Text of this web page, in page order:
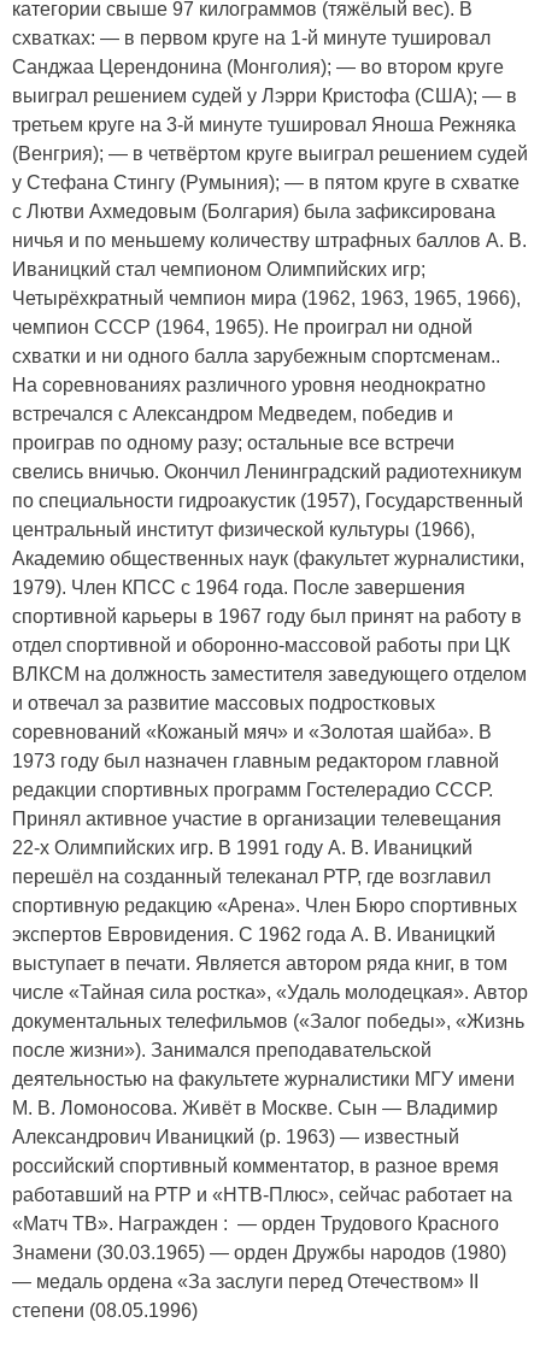
категории свыше 97 килограммов (тяжёлый вес). В
схватках: — в первом круге на 1-й минуте тушировал
Санджаа Церендонина (Монголия); — во втором круге
выиграл решением судей у Лэрри Кристофа (США); — в
третьем круге на 3-й минуте тушировал Яноша Режняка
(Венгрия); — в четвёртом круге выиграл решением судей
у Стефана Стингу (Румыния); — в пятом круге в схватке
с Лютви Ахмедовым (Болгария) была зафиксирована
ничья и по меньшему количеству штрафных баллов А. В.
Иваницкий стал чемпионом Олимпийских игр;
Четырёхкратный чемпион мира (1962, 1963, 1965, 1966),
чемпион СССР (1964, 1965). Не проиграл ни одной
схватки и ни одного балла зарубежным спортсменам..
На соревнованиях различного уровня неоднократно
встречался с Александром Медведем, победив и
проиграв по одному разу; остальные все встречи
свелись вничью. Окончил Ленинградский радиотехникум
по специальности гидроакустик (1957), Государственный
центральный институт физической культуры (1966),
Академию общественных наук (факультет журналистики,
1979). Член КПСС с 1964 года. После завершения
спортивной карьеры в 1967 году был принят на работу в
отдел спортивной и оборонно-массовой работы при ЦК
ВЛКСМ на должность заместителя заведующего отделом
и отвечал за развитие массовых подростковых
соревнований «Кожаный мяч» и «Золотая шайба». В
1973 году был назначен главным редактором главной
редакции спортивных программ Гостелерадио СССР.
Принял активное участие в организации телевещания
22-х Олимпийских игр. В 1991 году А. В. Иваницкий
перешёл на созданный телеканал РТР, где возглавил
спортивную редакцию «Арена». Член Бюро спортивных
экспертов Евровидения. С 1962 года А. В. Иваницкий
выступает в печати. Является автором ряда книг, в том
числе «Тайная сила ростка», «Удаль молодецкая». Автор
документальных телефильмов («Залог победы», «Жизнь
после жизни»). Занимался преподавательской
деятельностью на факультете журналистики МГУ имени
М. В. Ломоносова. Живёт в Москве. Сын — Владимир
Александрович Иваницкий (р. 1963) — известный
российский спортивный комментатор, в разное время
работавший на РТР и «НТВ-Плюс», сейчас работает на
«Матч ТВ». Награжден : — орден Трудового Красного
Знамени (30.03.1965) — орден Дружбы народов (1980)
— медаль ордена «За заслуги перед Отечеством» II
степени (08.05.1996)